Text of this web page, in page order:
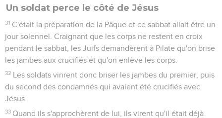
Un soldat perce le côté de Jésus
31 C'était la préparation de la Pâque et ce sabbat allait être un
jour solennel. Craignant que les corps ne restent en croix
pendant le sabbat, les Juifs demandèrent à Pilate qu'on brise
les jambes aux crucifiés et qu'on enlève les corps.
32 Les soldats vinrent donc briser les jambes du premier, puis
du second des condamnés qui avaient été crucifiés avec
Jésus.
33 Quand ils s'approchèrent de lui, ils virent qu'il était déjà